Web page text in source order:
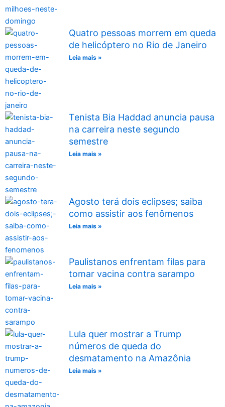
Quatro pessoas morrem em queda
de helicóptero no Rio de Janeiro
Leia mais »
Tenista Bia Haddad anuncia pausa
na carreira neste segundo
semestre
Leia mais »
Agosto terá dois eclipses; saiba
como assistir aos fenômenos
Leia mais »
Paulistanos enfrentam filas para
tomar vacina contra sarampo
Leia mais »
Lula quer mostrar a Trump
números de queda do
desmatamento na Amazônia
Leia mais »